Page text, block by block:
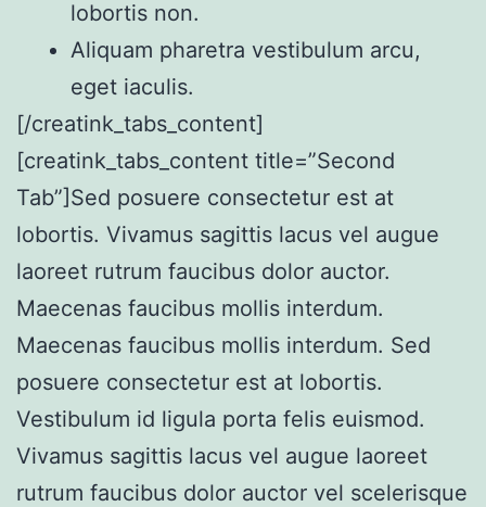
lobortis non.
Aliquam pharetra vestibulum arcu,
eget iaculis.
[/creatink_tabs_content]
[creatink_tabs_content title=”Second
Tab”]Sed posuere consectetur est at
lobortis. Vivamus sagittis lacus vel augue
laoreet rutrum faucibus dolor auctor.
Maecenas faucibus mollis interdum.
Maecenas faucibus mollis interdum. Sed
posuere consectetur est at lobortis.
Vestibulum id ligula porta felis euismod.
Vivamus sagittis lacus vel augue laoreet
rutrum faucibus dolor auctor vel scelerisque